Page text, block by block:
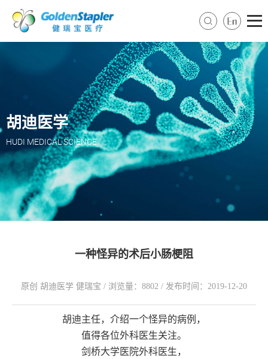
胡迪医学
HUDI MEDICAL SCIENCE
一种怪异的术后小肠梗阻
原创 胡迪医学 健瑞宝 / 浏览量：8802 / 发布时间：2019-12-20
胡迪主任，介绍一个怪异的病例，
值得各位外科医生关注。
剑桥大学医院外科医生，